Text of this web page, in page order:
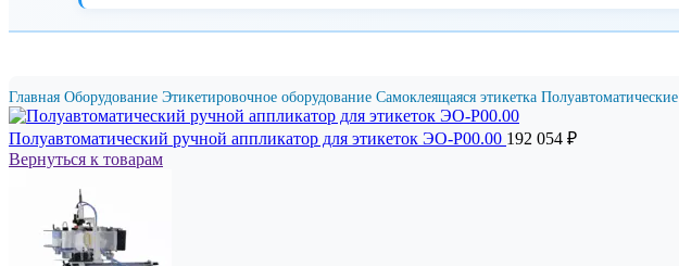
Главная Оборудование Этикетировочное оборудование Самоклеящаяся этикетка Полуавтоматические
Полуавтоматический ручной аппликатор для этикеток ЭО-Р00.00 192 054 ₽
Вернуться к товарам